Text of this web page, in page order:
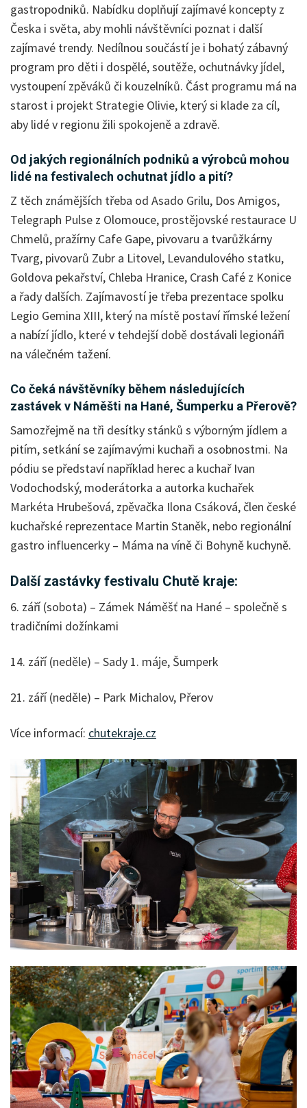
gastropodniků. Nabídku doplňují zajímavé koncepty z
Česka i světa, aby mohli návštěvníci poznat i další
zajímavé trendy. Nedílnou součástí je i bohatý zábavný
program pro děti i dospělé, soutěže, ochutnávky jídel,
vystoupení zpěváků či kouzelníků. Část programu má na
starost i projekt Strategie Olivie, který si klade za cíl,
aby lidé v regionu žili spokojeně a zdravě.
Od jakých regionálních podniků a výrobců mohou
lidé na festivalech ochutnat jídlo a pití?
Z těch známějších třeba od Asado Grilu, Dos Amigos,
Telegraph Pulse z Olomouce, prostějovské restaurace U
Chmelů, pražírny Cafe Gape, pivovaru a tvarůžkárny
Tvarg, pivovarů Zubr a Litovel, Levandulového statku,
Goldova pekařství, Chleba Hranice, Crash Café z Konice
a řady dalších. Zajímavostí je třeba prezentace spolku
Legio Gemina XIII, který na místě postaví římské ležení
a nabízí jídlo, které v tehdejší době dostávali legionáři
na válečném tažení.
Co čeká návštěvníky během následujících
zastávek v Náměšti na Hané, Šumperku a Přerově?
Samozřejmě na tři desítky stánků s výborným jídlem a
pitím, setkání se zajímavými kuchaři a osobnostmi. Na
pódiu se představí například herec a kuchař Ivan
Vodochodský, moderátorka a autorka kuchařek
Markéta Hrubešová, zpěvačka Ilona Csáková, člen české
kuchařské reprezentace Martin Staněk, nebo regionální
gastro influencerky – Máma na víně či Bohyně kuchyně.
Další zastávky festivalu Chutě kraje:
6. září (sobota) – Zámek Náměšť na Hané – společně s
tradičními dožínkami
14. září (neděle) – Sady 1. máje, Šumperk
21. září (neděle) – Park Michalov, Přerov
Více informací: chutekraje.cz